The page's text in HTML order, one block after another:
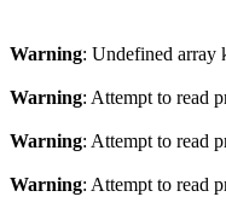
Warning: Undefined array
Warning: Attempt to read
Warning: Attempt to read
Warning: Attempt to read